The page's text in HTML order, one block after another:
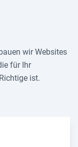
wir Websites
für Ihr
ist.